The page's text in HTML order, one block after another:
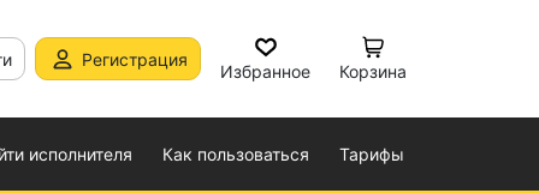
Регистрация
Избранное Корзина
исполнителя Как пользоваться Тарифы